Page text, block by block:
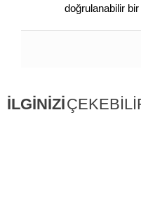
doğrulanabilir
İLGİNİZİ